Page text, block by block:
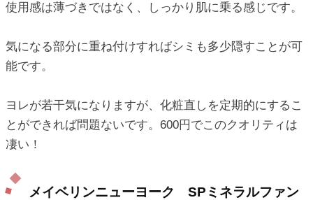
使用感は薄づきではなく、しっかり肌に乗る感じです。
気になる部分に重ね付けすればシミも多少隠すことが可
能です。
ヨレが若干気になりますが、化粧直しを定期的にするこ
とができれば問題ないです。600円でこのクオリティは
凄い！
メイベリンニューヨーク SPミネラルファン